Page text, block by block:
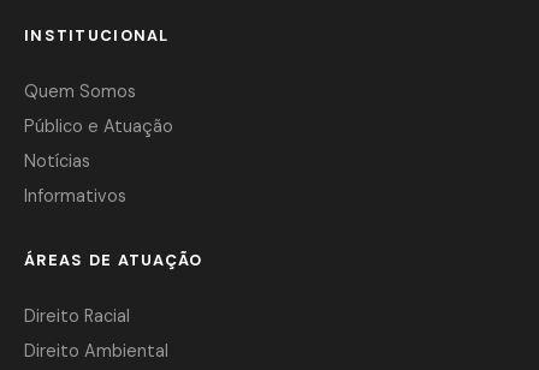
INSTITUCIONAL
Quem Somos
Público e Atuação
Notícias
Informativos
ÁREAS DE ATUAÇÃO
Direito Racial
Direito Ambiental